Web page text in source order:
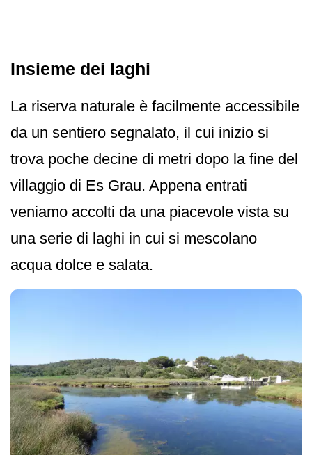
Insieme dei laghi
La riserva naturale è facilmente accessibile
da un sentiero segnalato, il cui inizio si
trova poche decine di metri dopo la fine del
villaggio di Es Grau. Appena entrati
veniamo accolti da una piacevole vista su
una serie di laghi in cui si mescolano
acqua dolce e salata.